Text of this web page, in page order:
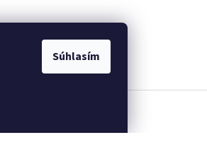
Súhlasím